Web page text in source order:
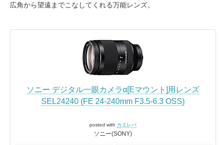
広角から望遠までこなしてくれる万能レンズ。
ソニー デジタル一眼カメラα[Eマウント]用レンズ
SEL24240 (FE 24-240mm F3.5-6.3 OSS)
posted with カエレバ
ソニー(SONY)